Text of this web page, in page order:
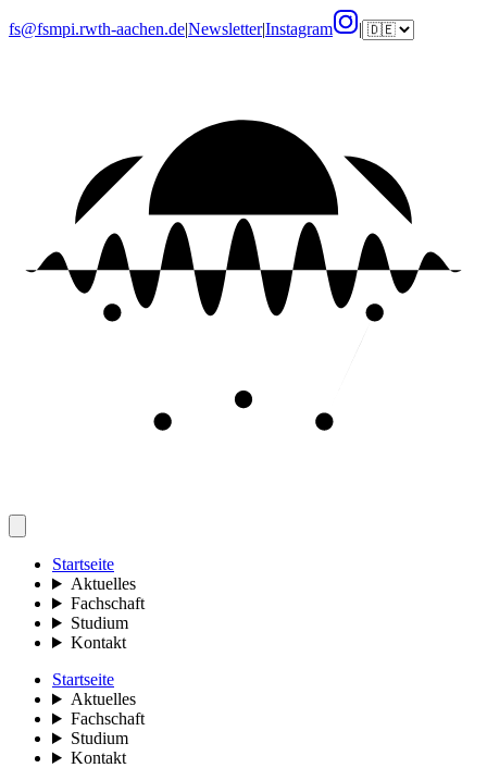
fs@fsmpi.rwth-aachen.de|Newsletter|Instagram |
Startseite
Aktuelles
Fachschaft
Studium
Kontakt
Startseite
Aktuelles
Fachschaft
Studium
Kontakt